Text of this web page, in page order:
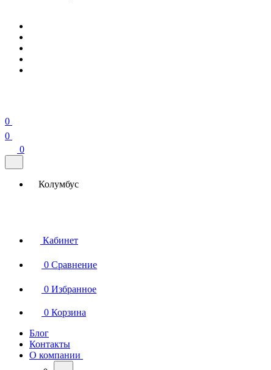
0
0
0
Колумбус
Кабинет
0 Сравнение
0 Избранное
0 Корзина
Блог
Контакты
О компании